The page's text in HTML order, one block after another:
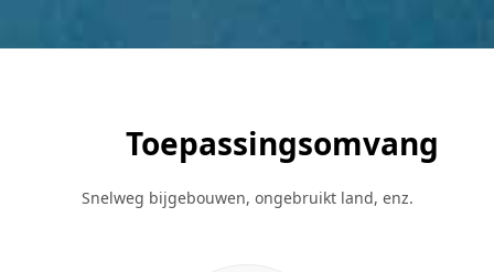
Toepassingsomvang
Snelweg bijgebouwen, ongebruikt land, enz.